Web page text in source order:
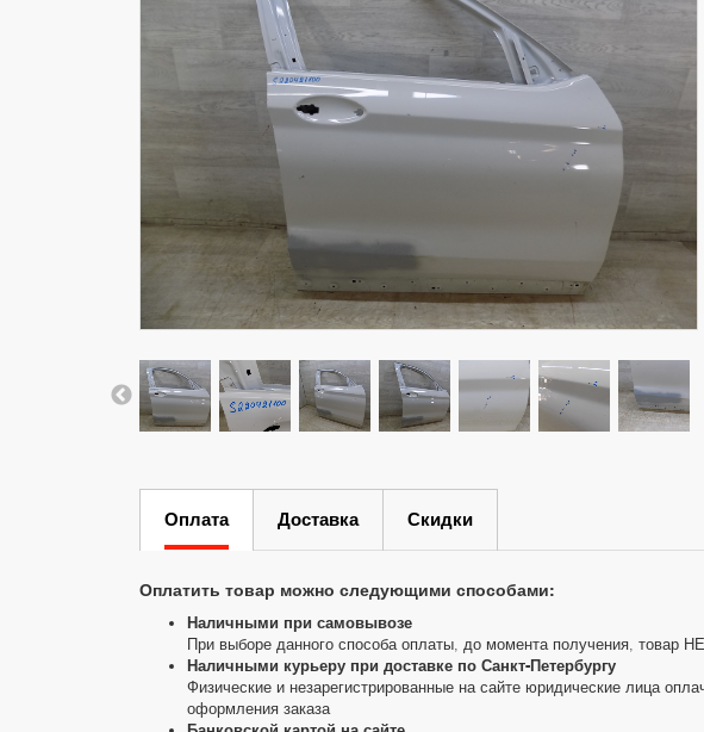
Оплата Доставка Скидки
Оплатить товар можно следующими способами:
Наличными при самовывозе
При выборе данного способа оплаты, до момента получения, товар
Наличными курьеру при доставке по Санкт-Петербургу
Физические и незарегистрированные на сайте юридические лица
оформления заказа